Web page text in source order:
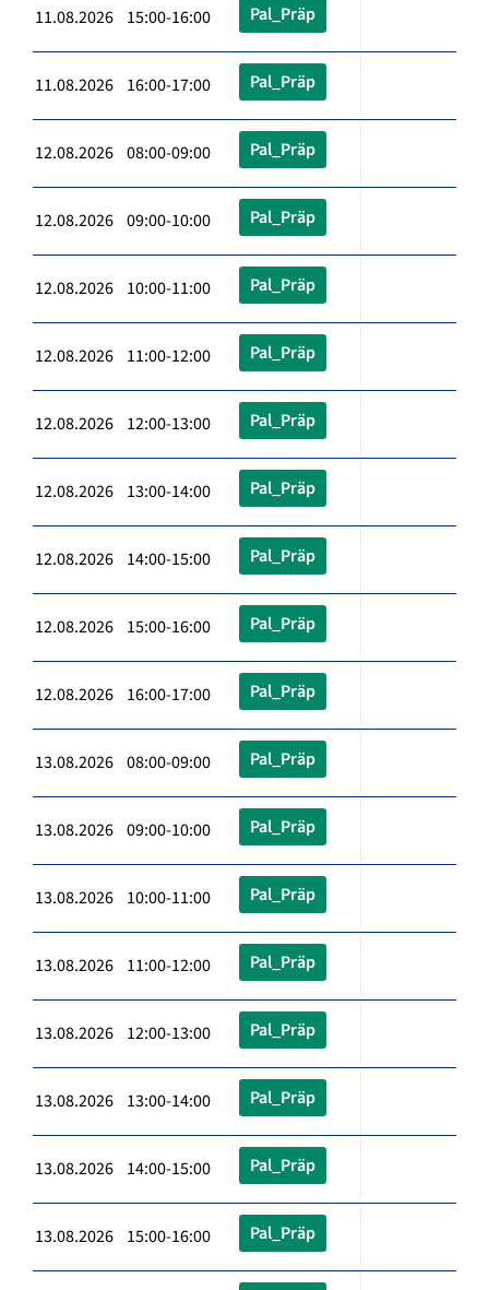
11.08.2026 15:00-16:00 Pal_Präp
11.08.2026 16:00-17:00 Pal_Präp
12.08.2026 08:00-09:00 Pal_Präp
12.08.2026 09:00-10:00 Pal_Präp
12.08.2026 10:00-11:00 Pal_Präp
12.08.2026 11:00-12:00 Pal_Präp
12.08.2026 12:00-13:00 Pal_Präp
12.08.2026 13:00-14:00 Pal_Präp
12.08.2026 14:00-15:00 Pal_Präp
12.08.2026 15:00-16:00 Pal_Präp
12.08.2026 16:00-17:00 Pal_Präp
13.08.2026 08:00-09:00 Pal_Präp
13.08.2026 09:00-10:00 Pal_Präp
13.08.2026 10:00-11:00 Pal_Präp
13.08.2026 11:00-12:00 Pal_Präp
13.08.2026 12:00-13:00 Pal_Präp
13.08.2026 13:00-14:00 Pal_Präp
13.08.2026 14:00-15:00 Pal_Präp
13.08.2026 15:00-16:00 Pal_Präp